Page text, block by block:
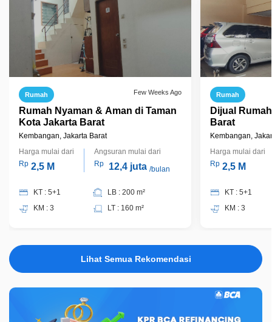
Rumah Few Weeks Ago
Rumah Nyaman & Aman di Taman
Kota Jakarta Barat
Kembangan, Jakarta Barat
Harga mulai dari
Rp 2,5 M
Angsuran mulai dari
Rp
12,4 juta /bulan
KT : 5+1
KM : 3
LB : 200 m²
LT : 160 m²
Rumah
Dijual
Barat
Kembangan,
Harga mulai dari
Rp 2,5 M
KT : 5+1
KM : 3
Lihat Semua Rekomendasi